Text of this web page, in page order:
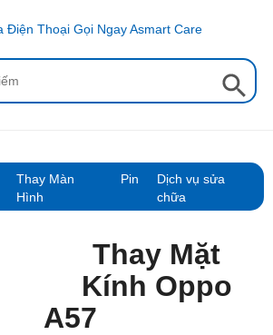
Search Button
Thay Màn
Hình
Pin
Dịch vụ sửa
chữa
Thay Mặt
Kính Oppo
A57